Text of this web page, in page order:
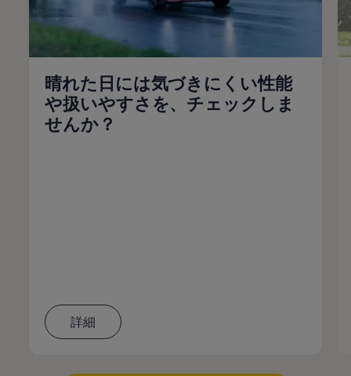
晴れた日には気づきにくい性能
や扱いやすさを、チェックしま
せんか？
詳細